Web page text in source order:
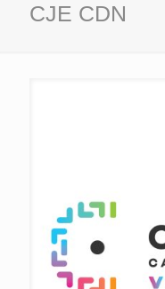
CJE CDN